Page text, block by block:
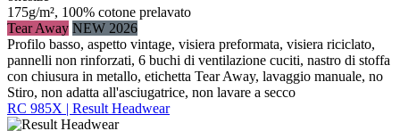
175g/m², 100% cotone prelavato
Tear Away NEW 2026
Profilo basso, aspetto vintage, visiera preformata, visiera riciclato,
pannelli non rinforzati, 6 buchi di ventilazione cuciti, nastro di stoffa
con chiusura in metallo, etichetta Tear Away, lavaggio manuale, no
Stiro, non adatta all'asciugatrice, non lavare a secco
RC 985X | Result Headwear